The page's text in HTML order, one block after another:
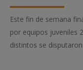
Este fin de semana
por equipos juveniles
distintos se